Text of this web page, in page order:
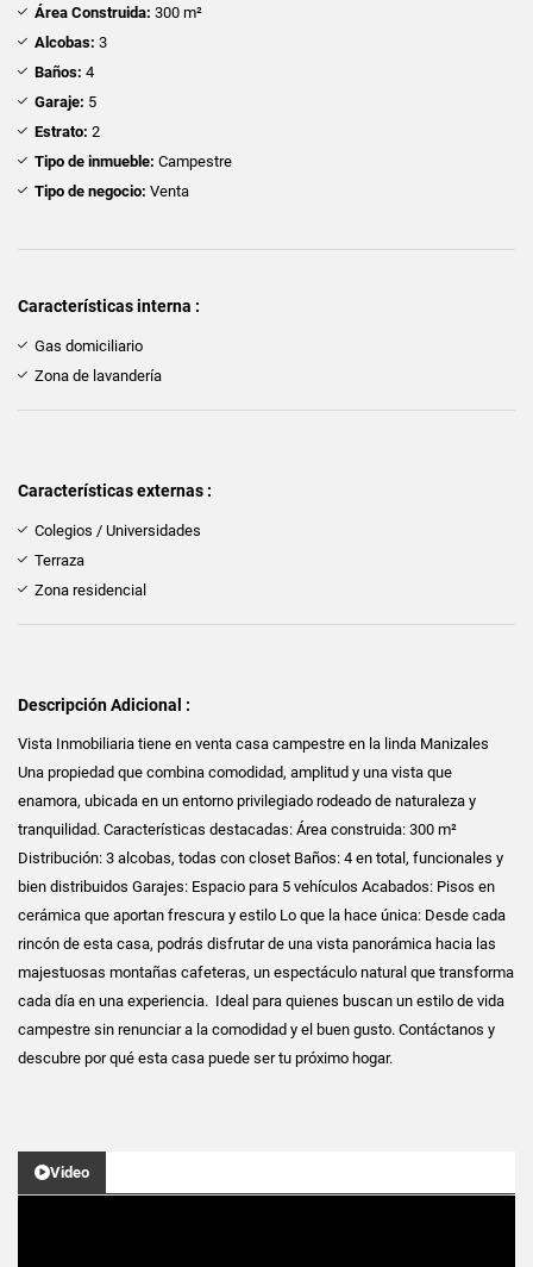
Área Construida: 300 m²
Alcobas: 3
Baños: 4
Garaje: 5
Estrato: 2
Tipo de inmueble: Campestre
Tipo de negocio: Venta
Características interna :
Gas domiciliario
Zona de lavandería
Características externas :
Colegios / Universidades
Terraza
Zona residencial
Descripción Adicional :
Vista Inmobiliaria tiene en venta casa campestre en la linda Manizales
Una propiedad que combina comodidad, amplitud y una vista que
enamora, ubicada en un entorno privilegiado rodeado de naturaleza y
tranquilidad. Características destacadas: Área construida: 300 m²
Distribución: 3 alcobas, todas con closet Baños: 4 en total, funcionales y
bien distribuidos Garajes: Espacio para 5 vehículos Acabados: Pisos en
cerámica que aportan frescura y estilo Lo que la hace única: Desde cada
rincón de esta casa, podrás disfrutar de una vista panorámica hacia las
majestuosas montañas cafeteras, un espectáculo natural que transforma
cada día en una experiencia. Ideal para quienes buscan un estilo de vida
campestre sin renunciar a la comodidad y el buen gusto. Contáctanos y
descubre por qué esta casa puede ser tu próximo hogar.
Video